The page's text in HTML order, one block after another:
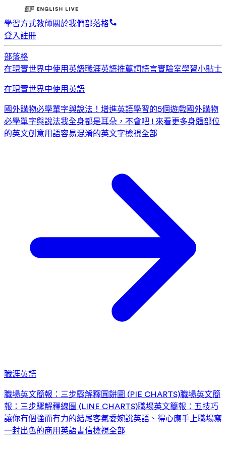
學習方式教師關於我們部落格
登入註冊
部落格
在現實世界中使用英語職涯英語推薦詞語言實驗室學習小貼士
在現實世界中使用英語
國外購物必學單字與說法！ 增進英語學習的5個遊戲國外購物
必學單字與說法我全身都是耳朵，不會吧 ! 來看更多身體部位
的英文創意用語容易混淆的英文字檢視全部
職涯英語
職場英文簡報：三步驟解釋圓餅圖 (PIE CHARTS)職場英文簡
報：三步驟解釋線圖 (LINE CHARTS)職場英文簡報：五技巧
讓你有個強而有力的結尾客氣委婉說英語、得心應手上職場寫
一封出色的商用英語書信檢視全部